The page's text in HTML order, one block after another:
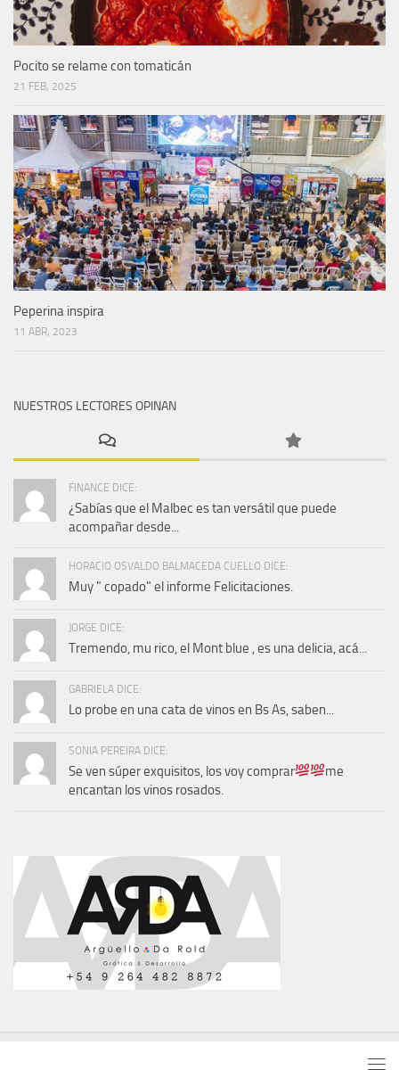
Pocito se relame con tomaticán
21 FEB, 2025
Peperina inspira
11 ABR, 2023
NUESTROS LECTORES OPINAN
FINANCE DICE:
¿Sabías que el Malbec es tan versátil que puede
acompañar desde...
HORACIO OSVALDO BALMACEDA CUELLO DICE:
Muy " copado" el informe Felicitaciones.
JORGE DICE:
Tremendo, mu rico, el Mont blue , es una delicia, acá...
GABRIELA DICE:
Lo probe en una cata de vinos en Bs As, saben...
SONIA PEREIRA DICE:
Se ven súper exquisitos, los voy comprar
me
encantan los vinos rosados.